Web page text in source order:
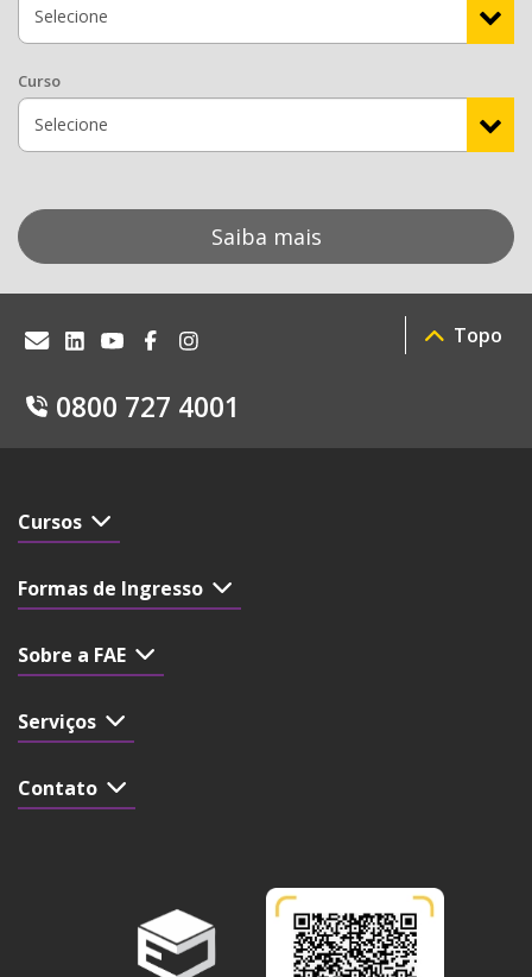
Curso
Saiba mais
0800 727 4001
Topo
Cursos
Formas de Ingresso
Sobre a FAE
Serviços
Contato